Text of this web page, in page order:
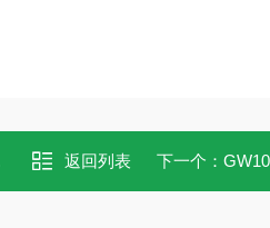
返回列表 下一个：